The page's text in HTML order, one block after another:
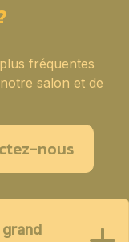
fréquentes
salon et de
nous